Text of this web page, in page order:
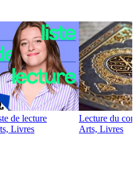
de lecture
Livres
Lecture du
Arts, Livres